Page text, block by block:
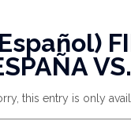
this entry is only